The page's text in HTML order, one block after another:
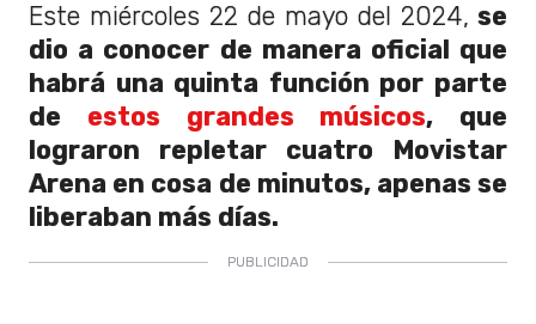
Este miércoles 22 de mayo del 2024, se
dio a conocer de manera oficial que
habrá una quinta función por parte
de estos grandes músicos, que
lograron repletar cuatro Movistar
Arena en cosa de minutos, apenas se
liberaban más días.